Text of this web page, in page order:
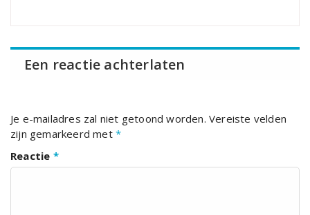
Een reactie achterlaten
Je e-mailadres zal niet getoond worden. Vereiste velden
zijn gemarkeerd met *
Reactie *